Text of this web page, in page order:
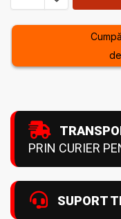
PRIN CURIER
SUPORT